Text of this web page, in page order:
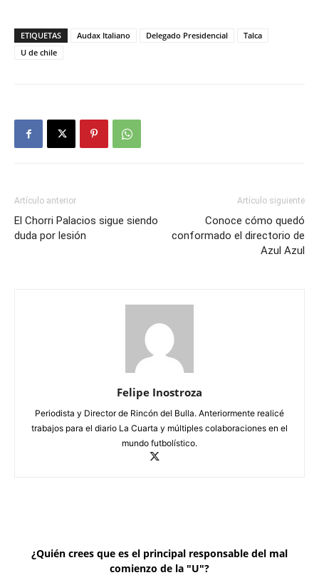
ETIQUETAS Audax Italiano Delegado Presidencial
Talca
U de chile
Artículo anterior
El Chorri Palacios sigue siendo
duda por lesión
Artículo siguiente
Conoce cómo quedó
conformado el directorio de
Azul Azul
Felipe Inostroza
Periodista y Director de Rincón del Bulla. Anteriormente realicé
trabajos para el diario La Cuarta y múltiples colaboraciones en el
mundo futbolístico.
¿Quién crees que es el principal responsable del mal
comienzo de la "U"?